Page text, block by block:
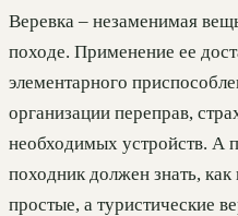
Веревка – незаменимая
походе. Применение ее
элементарного
организации переправ,
необходимых устройств. А
походник должен знать, как
простые, а туристические